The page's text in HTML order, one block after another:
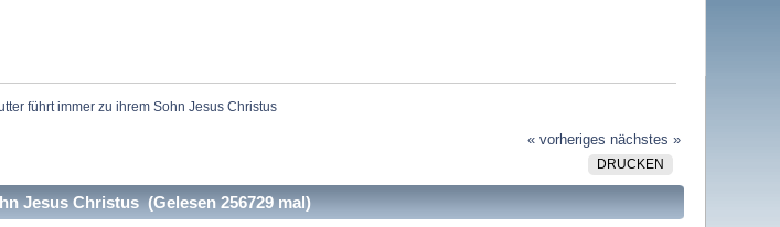
führt immer zu ihrem Sohn Jesus Christus
« vorheriges nächstes »
DRUCKEN
Jesus Christus (Gelesen 256729 mal)